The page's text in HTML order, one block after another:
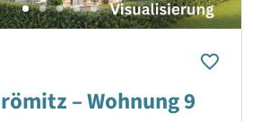
– Wohnung 9